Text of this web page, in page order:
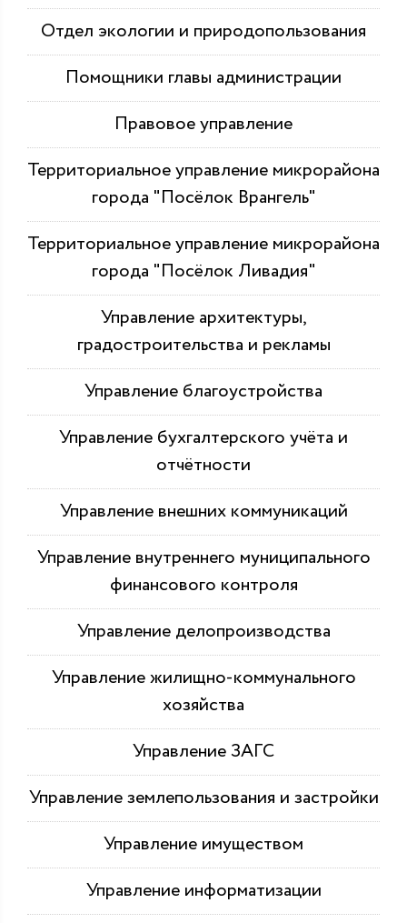
Отдел экологии и природопользования
Помощники главы администрации
Правовое управление
Территориальное управление микрорайона
города "Посёлок Врангель"
Территориальное управление микрорайона
города "Посёлок Ливадия"
Управление архитектуры,
градостроительства и рекламы
Управление благоустройства
Управление бухгалтерского учёта и
отчётности
Управление внешних коммуникаций
Управление внутреннего муниципального
финансового контроля
Управление делопроизводства
Управление жилищно-коммунального
хозяйства
Управление ЗАГС
Управление землепользования и застройки
Управление имуществом
Управление информатизации